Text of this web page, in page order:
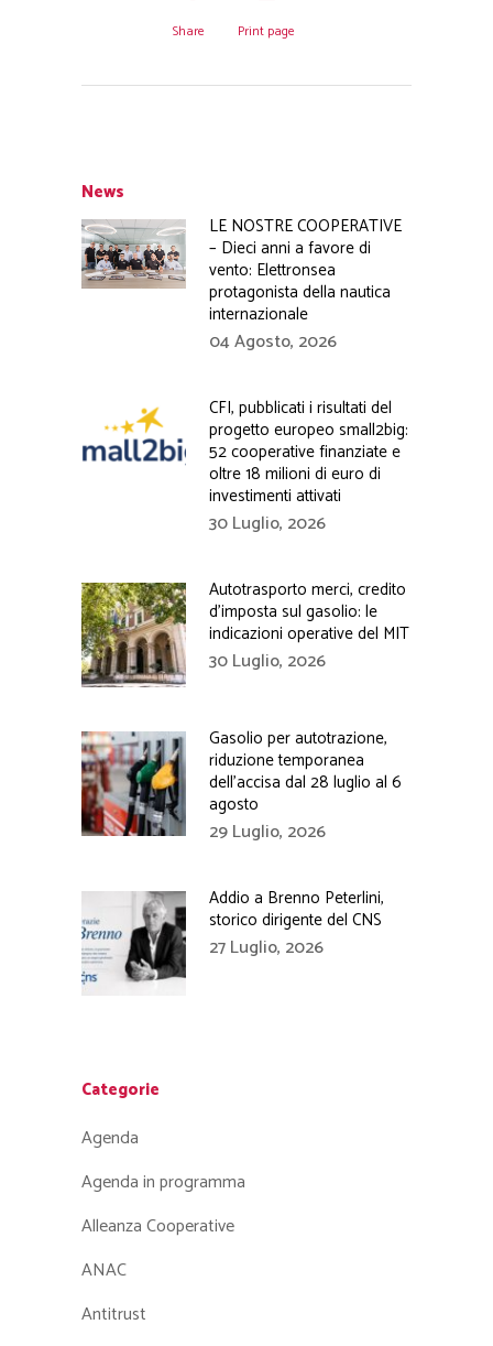
Share Print page
News
LE NOSTRE COOPERATIVE
– Dieci anni a favore di
vento: Elettronsea
protagonista della nautica
internazionale
04 Agosto, 2026
CFI, pubblicati i risultati del
progetto europeo small2big:
52 cooperative finanziate e
oltre 18 milioni di euro di
investimenti attivati
30 Luglio, 2026
Autotrasporto merci, credito
d’imposta sul gasolio: le
indicazioni operative del MIT
30 Luglio, 2026
Gasolio per autotrazione,
riduzione temporanea
dell’accisa dal 28 luglio al 6
agosto
29 Luglio, 2026
Addio a Brenno Peterlini,
storico dirigente del CNS
27 Luglio, 2026
Categorie
Agenda
Agenda in programma
Alleanza Cooperative
ANAC
Antitrust